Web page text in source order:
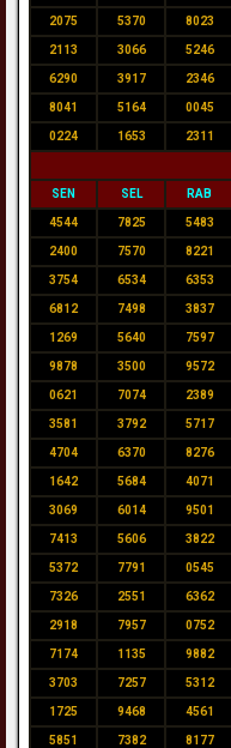
2075 5370 8023
2113 3066 5246
6290 3917 2346
8041 5164 0045
0224 1653 2311
SEN SEL RAB
4544 7825 5483
2400 7570 8221
3754 6534 6353
6812 7498 3837
1269 5640 7597
9878 3500 9572
0621 7074 2389
3581 3792 5717
4704 6370 8276
1642 5684 4071
3069 6014 9501
7413 5606 3822
5372 7791 0545
7326 2551 6362
2918 7957 0752
7174 1135 9882
3703 7257 5312
1725 9468 4561
5851 7382 8177